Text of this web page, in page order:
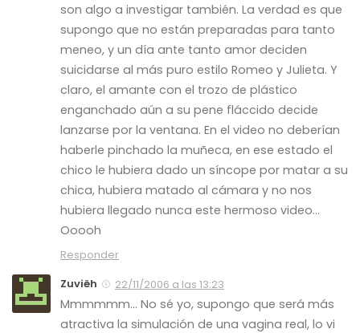
son algo a investigar también. La verdad es que
supongo que no están preparadas para tanto
meneo, y un día ante tanto amor deciden
suicidarse al más puro estilo Romeo y Julieta. Y
claro, el amante con el trozo de plástico
enganchado aún a su pene fláccido decide
lanzarse por la ventana. En el video no deberían
haberle pinchado la muñeca, en ese estado el
chico le hubiera dado un síncope por matar a su
chica, hubiera matado al cámara y no nos
hubiera llegado nunca este hermoso video…
Ooooh
Responder
Zuviëh
22/11/2006 a las 13:23
Mmmmmm… No sé yo, supongo que será más
atractiva la simulación de una vagina real, lo vi